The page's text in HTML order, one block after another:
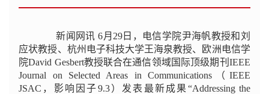
新闻网讯 6月29日，电信学院尹海帆教授和刘
应状教授、杭州电子科技大学王海泉教授、欧洲电信学
院David Gesbert教授联合在通信领域国际顶级期刊IEEE
Journal on Selected Areas in Communications（IEEE
JSAC，影响因子9.3）发表最新成果“Addressing the